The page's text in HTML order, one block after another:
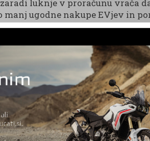
luknje v proračunu vrača
ugodne nakupe EVjev in